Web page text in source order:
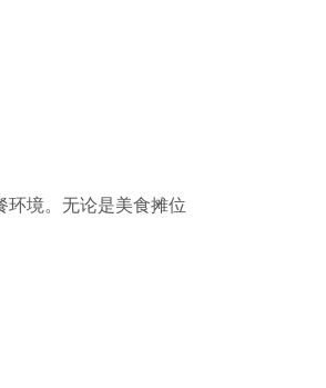
境。无论是美食摊位